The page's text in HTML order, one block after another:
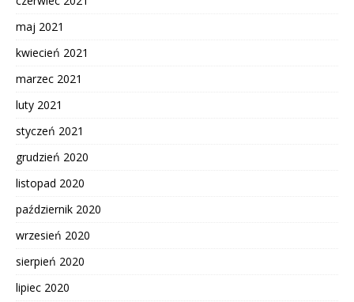
maj 2021
kwiecień 2021
marzec 2021
luty 2021
styczeń 2021
grudzień 2020
listopad 2020
październik 2020
wrzesień 2020
sierpień 2020
lipiec 2020